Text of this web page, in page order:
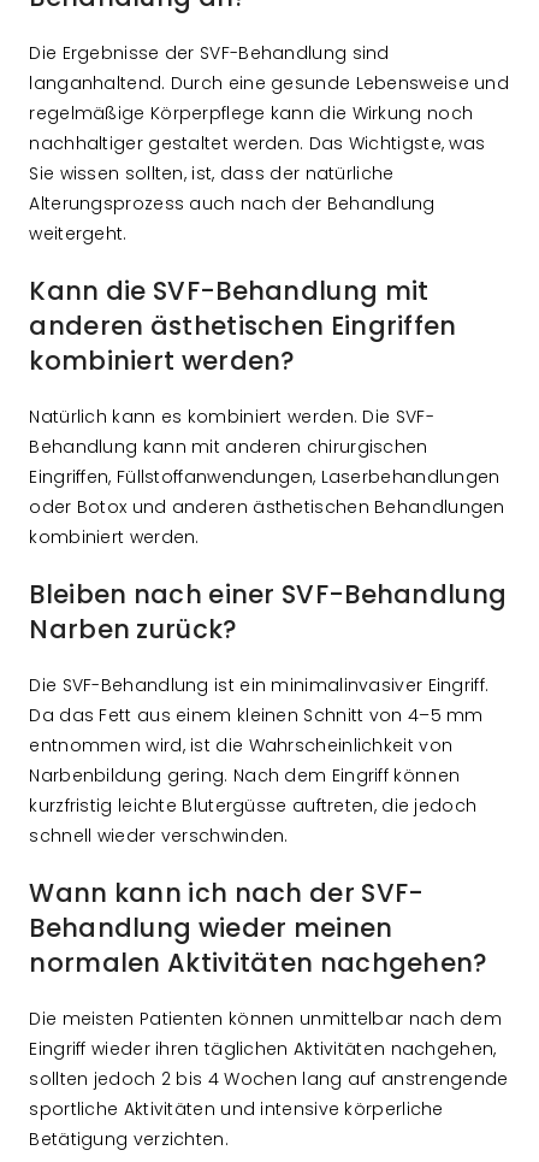
Die Ergebnisse der SVF-Behandlung sind
langanhaltend. Durch eine gesunde Lebensweise und
regelmäßige Körperpflege kann die Wirkung noch
nachhaltiger gestaltet werden. Das Wichtigste, was
Sie wissen sollten, ist, dass der natürliche
Alterungsprozess auch nach der Behandlung
weitergeht.
Kann die SVF-Behandlung mit
anderen ästhetischen Eingriffen
kombiniert werden?
Natürlich kann es kombiniert werden. Die SVF-
Behandlung kann mit anderen chirurgischen
Eingriffen, Füllstoffanwendungen, Laserbehandlungen
oder Botox und anderen ästhetischen Behandlungen
kombiniert werden.
Bleiben nach einer SVF-Behandlung
Narben zurück?
Die SVF-Behandlung ist ein minimalinvasiver Eingriff.
Da das Fett aus einem kleinen Schnitt von 4–5 mm
entnommen wird, ist die Wahrscheinlichkeit von
Narbenbildung gering. Nach dem Eingriff können
kurzfristig leichte Blutergüsse auftreten, die jedoch
schnell wieder verschwinden.
Wann kann ich nach der SVF-
Behandlung wieder meinen
normalen Aktivitäten nachgehen?
Die meisten Patienten können unmittelbar nach dem
Eingriff wieder ihren täglichen Aktivitäten nachgehen,
sollten jedoch 2 bis 4 Wochen lang auf anstrengende
sportliche Aktivitäten und intensive körperliche
Betätigung verzichten.